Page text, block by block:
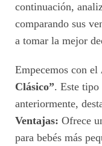
continuación,
comparando sus
a tomar la mejor
Empecemos con el
Clásico”. Este tipo
anteriormente,
Ventajas: Ofrece
para bebés más